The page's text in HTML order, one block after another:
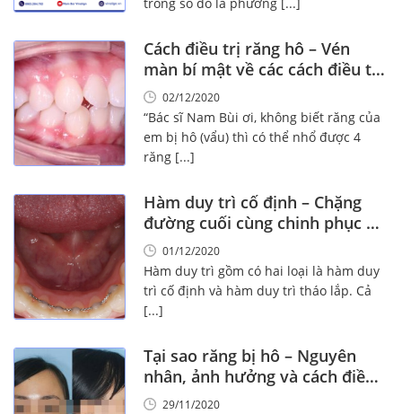
Cách điều trị răng hô – Vén
màn bí mật về các cách điều trị
siêu hiệu quả
02/12/2020
“Bác sĩ Nam Bùi ơi, không biết răng của
em bị hô (vẩu) thì có thể nhổ được 4
răng [...]
Hàm duy trì cố định – Chặng
đường cuối cùng chinh phục nụ
cười rạng rỡ
01/12/2020
Hàm duy trì gồm có hai loại là hàm duy
trì cố định và hàm duy trì tháo lắp. Cả
[...]
Tại sao răng bị hô – Nguyên
nhân, ảnh hưởng và cách điều
trị 29/11/2020